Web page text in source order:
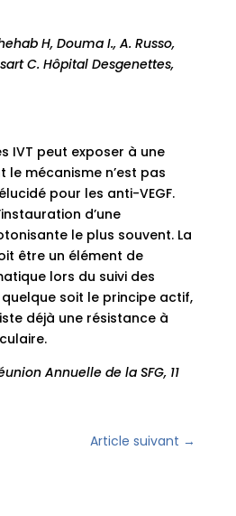
H, Douma I., A. Russo,
C. Hôpital Desgenettes,
IVT peut exposer à une
le mécanisme n’est pas
pour les anti-VEGF.
d’une
le plus souvent. La
être un élément de
lors du suivi des
soit le principe actif,
déjà une résistance à
Annuelle de la SFG, 11
Article suivant →